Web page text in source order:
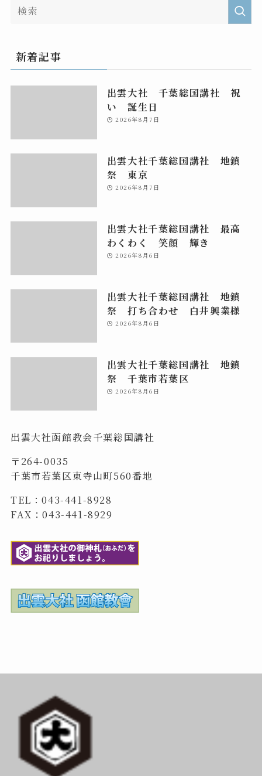
新着記事
出雲大社 千葉総国講社 祝
い 誕生日
2026年8月7日
出雲大社千葉総国講社 地鎮
祭 東京
2026年8月7日
出雲大社千葉総国講社 最高
わくわく 笑顔 輝き
2026年8月6日
出雲大社千葉総国講社 地鎮
祭 打ち合わせ 白井興業様
2026年8月6日
出雲大社千葉総国講社 地鎮
祭 千葉市若葉区
2026年8月6日
出雲大社函館教会千葉総国講社
〒264-0035
千葉市若葉区東寺山町560番地
TEL：043-441-8928
FAX：043-441-8929